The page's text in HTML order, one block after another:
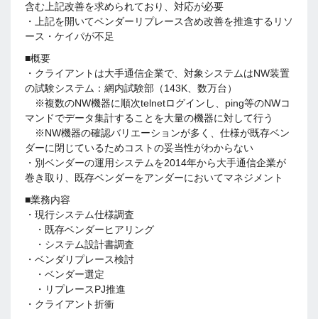
含む上記改善を求められており、対応が必要
・上記を開いてベンダーリプレース含め改善を推進するリソ
ース・ケイパが不足
■概要
・クライアントは大手通信企業で、対象システムはNW装置
の試験システム：網内試験部（143K、数万台）
※複数のNW機器に順次telnetログインし、ping等のNWコ
マンドでデータ集計することを大量の機器に対して行う
※NW機器の確認バリエーションが多く、仕様が既存ベン
ダーに閉じているためコストの妥当性がわからない
・別ベンダーの運用システムを2014年から大手通信企業が
巻き取り、既存ベンダーをアンダーにおいてマネジメント
■業務内容
・現行システム仕様調査
・既存ベンダーヒアリング
・システム設計書調査
・ベンダリプレース検討
・ベンダー選定
・リプレースPJ推進
・クライアント折衝